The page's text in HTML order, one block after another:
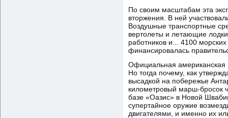
По своим масштабам эта
вторжения. В ней
Воздушные транспортные
вертолеты и летающие
работников и... 4100
финансировалась
Официальная американская
Но тогда почему, как
высадкой на побережье
километровый марш-бросок
базе «Оазис» в Новой
супертайное оружие
двигателями, и именно их